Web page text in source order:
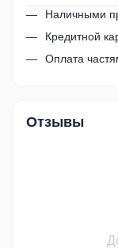
Наличными
Кредитной
Оплата
Отзывы